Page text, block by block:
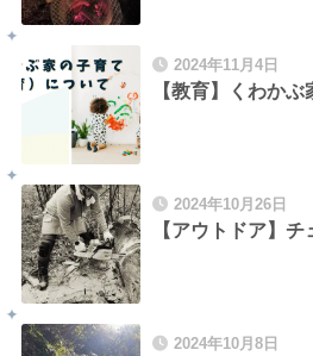
2024年11月4日
【教育】くわか
2024年10月26日
【アウトドア】
2024年10月8日